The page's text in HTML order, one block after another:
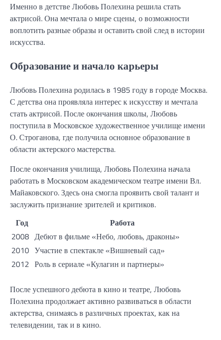
Именно в детстве Любовь Полехина решила стать
актрисой. Она мечтала о мире сцены, о возможности
воплотить разные образы и оставить свой след в истории
искусства.
Образование и начало карьеры
Любовь Полехина родилась в 1985 году в городе Москва.
С детства она проявляла интерес к искусству и мечтала
стать актрисой. После окончания школы, Любовь
поступила в Московское художественное училище имени
О. Строганова, где получила основное образование в
области актерского мастерства.
После окончания училища, Любовь Полехина начала
работать в Московском академическом театре имени Вл.
Майаковского. Здесь она смогла проявить свой талант и
заслужить признание зрителей и критиков.
Год
Работа
2008 Дебют в фильме «Небо, любовь, драконы»
2010 Участие в спектакле «Вишневый сад»
2012 Роль в сериале «Кулагин и партнеры»
После успешного дебюта в кино и театре, Любовь
Полехина продолжает активно развиваться в области
актерства, снимаясь в различных проектах, как на
телевидении, так и в кино.